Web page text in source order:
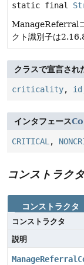
static final
ManageReferral
クト識別子は
クラスで宣言され
criticality, id
インタフェース
CRITICAL,
コンストラク
コンストラクタ
コンストラクタ
説明